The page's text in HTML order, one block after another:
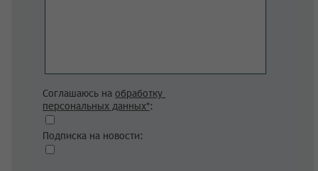
Соглашаюсь на обработку
персональных данных*:
Подписка на новости: